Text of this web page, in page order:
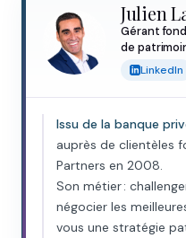
Julien
Gérant
de
LinkedIn
Issu de la banque
auprès de clientèles
Partners en 2008.
Son métier :
négocier les
vous une stratégie